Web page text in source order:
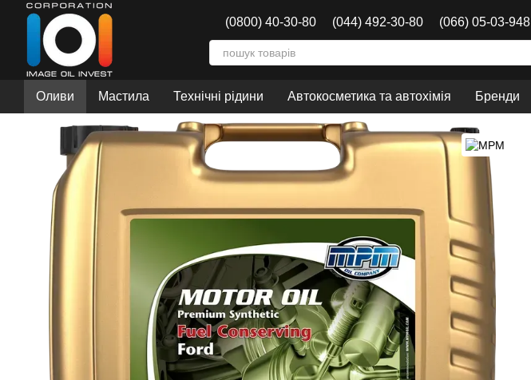
Перейти до основного контенту
(0800) 40-30-80 (044) 492-30-80 (066) 05-03-948
Оливи Мастила Технічні рідини Автокосметика та автохімія Бренди